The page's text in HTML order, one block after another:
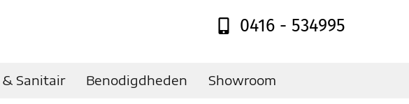
0416 - 534995
Sanitair Benodigdheden Showroom